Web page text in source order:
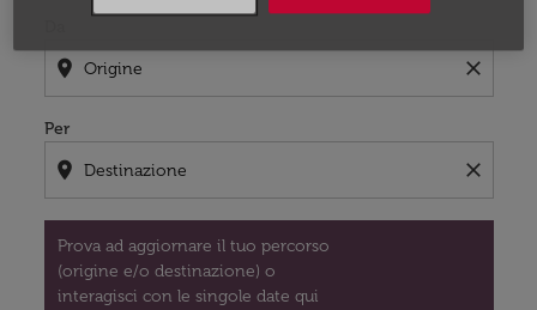
location_on close
Per
location_on close
Prova ad aggiornare il tuo percorso
(origine e/o destinazione) o
interagisci con le singole date qui